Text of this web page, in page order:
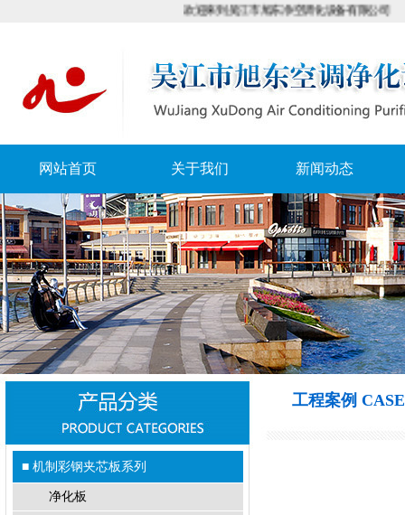
欢迎来到吴江市旭东净空调化设备有限公司
网站首页 关于我们 新闻动态
■ 机制彩钢夹芯板系列
净化板
工程案例 CASE